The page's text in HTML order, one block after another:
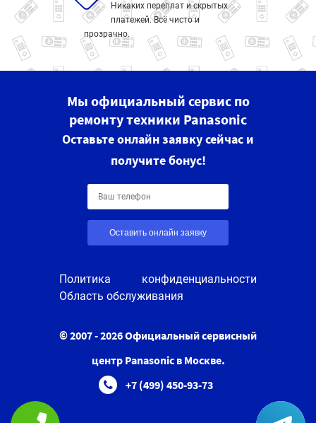
Никаких переплат и скрытых
платежей. Всё чисто и
прозрачно.
Мы официальный сервис по
ремонту техники Panasonic
Оставьте онлайн заявку сейчас и
получите бонус!
Оставить онлайн заявку
Политика конфиденциальности
Область обслуживания
© 2007 - 2026 Официальный сервисный
центр Panasonic в Москве.
+7 (499) 450-93-73